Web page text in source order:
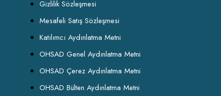
Gizlilik Sözleşmesi
Mesafeli Satış Sözleşmesi
Katılımcı Aydınlatma Metni
OHSAD Genel Aydınlatma Metni
OHSAD Çerez Aydınlatma Metni
OHSAD Bülten Aydınlatma Metni